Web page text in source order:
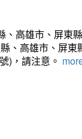
高雄市、屏東
、高雄市、屏
)，請注意。